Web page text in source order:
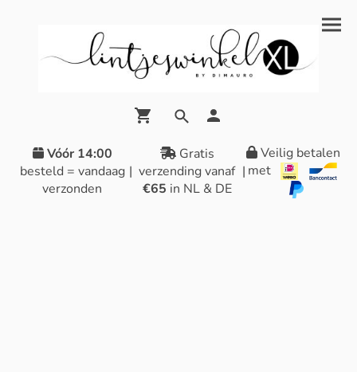
Vóór 14:00
besteld = vandaag
verzonden
|
Gratis
verzending vanaf
€65 in NL & DE
|
Veilig betalen
met